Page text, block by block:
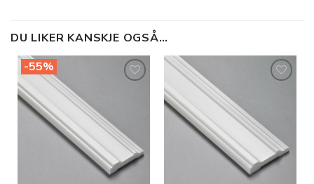
DU LIKER KANSKJE OGSÅ…
-55%
ønskeliste
ønskeliste